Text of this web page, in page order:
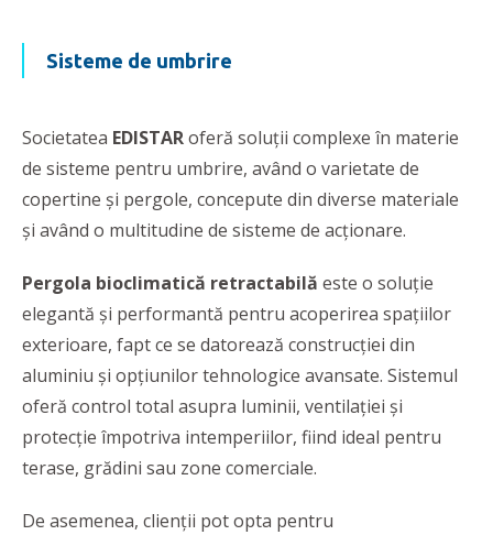
Sisteme de umbrire
Societatea EDISTARoferă soluţii complexe în materie
de sisteme pentru umbrire, având o varietate de
copertine şi pergole, concepute din diverse materiale
şi având o multitudine de sisteme de acţionare.
Pergola bioclimatică retractabilă este o soluție
elegantă și performantă pentru acoperirea spațiilor
exterioare, fapt ce se datorează construcției din
aluminiu și opțiunilor tehnologice avansate. Sistemul
oferă control total asupra luminii, ventilației și
protecţie împotriva intemperiilor, fiind ideal pentru
terase, grădini sau zone comerciale.
De asemenea, clienţii pot opta pentru